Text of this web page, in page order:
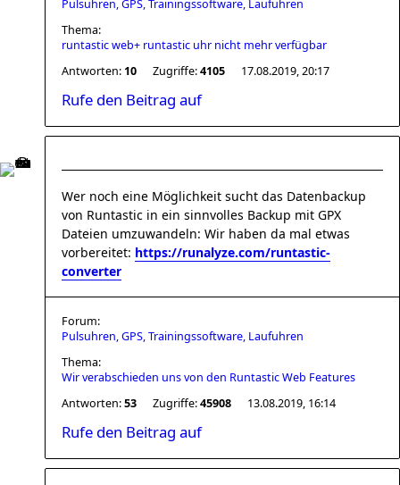
Pulsuhren, GPS, Trainingssoftware, Laufuhren
Thema:
runtastic web+ runtastic uhr nicht mehr verfügbar
Antworten: 10 Zugriffe:4105 17.08.2019, 20:17
Rufe den Beitrag auf
Wer noch eine Möglichkeit sucht das Datenbackup
von Runtastic in ein sinnvolles Backup mit GPX
Dateien umzuwandeln: Wir haben da mal etwas
vorbereitet: https://runalyze.com/runtastic-
converter
Forum:
Pulsuhren, GPS, Trainingssoftware, Laufuhren
Thema:
Wir verabschieden uns von den Runtastic Web Features
Antworten:53 Zugriffe:45908 13.08.2019, 16:14
Rufe den Beitrag auf